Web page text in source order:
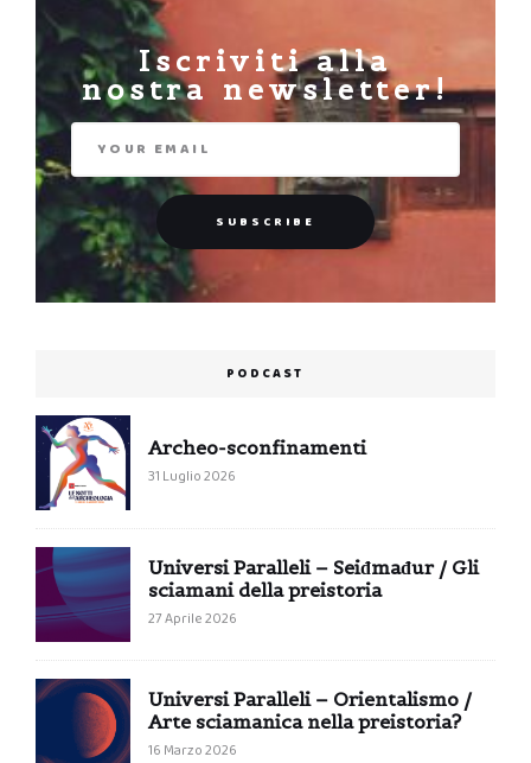
Iscriviti alla
nostra newsletter!
PODCAST
Archeo-sconfinamenti
31 Luglio 2026
Universi Paralleli – Seiđmađur / Gli
sciamani della preistoria
27 Aprile 2026
Universi Paralleli – Orientalismo /
Arte sciamanica nella preistoria?
16 Marzo 2026